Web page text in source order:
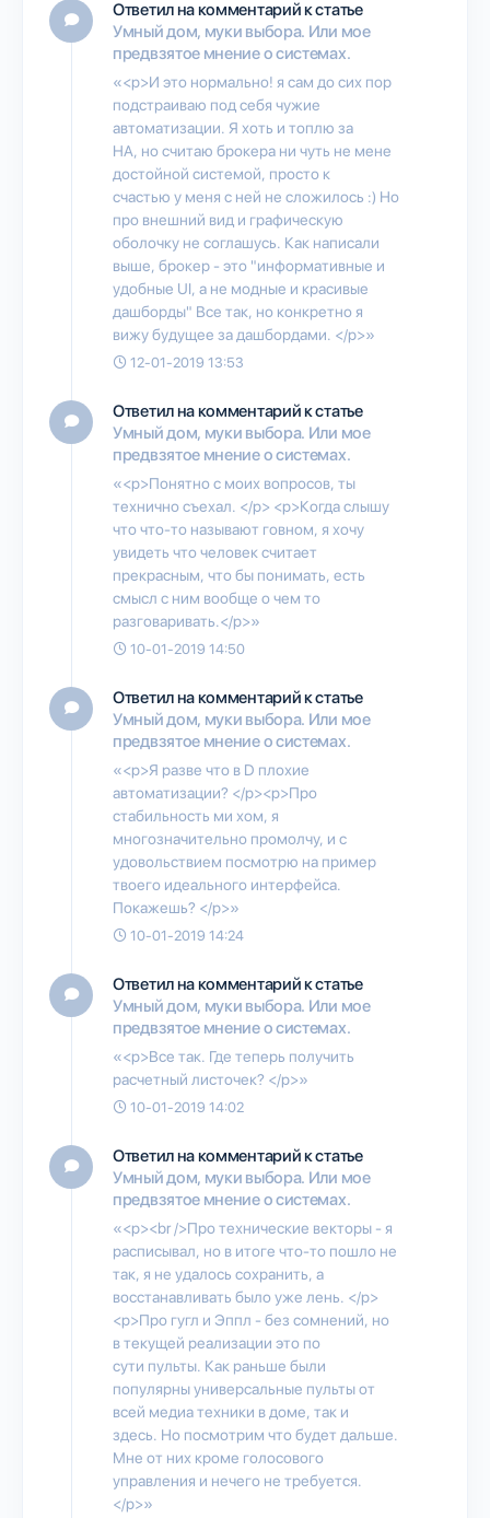
Ответил на комментарий к статье
Умный дом, муки выбора. Или мое
предвзятое мнение о системах.
«<p>И это нормально! я сам до сих пор
подстраиваю под себя чужие
автоматизации. Я хоть и топлю за
HA, но считаю брокера ни чуть не мене
достойной системой, просто к
счастью у меня с ней не сложилось :) Но
про внешний вид и графическую
оболочку не соглашусь. Как написали
выше, брокер - это "информативные и
удобные UI, а не модные и красивые
дашборды" Все так, но конкретно я
вижу будущее за дашбордами. </p>»
12-01-2019 13:53
Ответил на комментарий к статье
Умный дом, муки выбора. Или мое
предвзятое мнение о системах.
«<p>Понятно с моих вопросов, ты
технично съехал. </p> <p>Когда слышу
что что-то называют говном, я хочу
увидеть что человек считает
прекрасным, что бы понимать, есть
смысл с ним вообще о чем то
разговаривать.</p>»
10-01-2019 14:50
Ответил на комментарий к статье
Умный дом, муки выбора. Или мое
предвзятое мнение о системах.
«<p>Я разве что в D плохие
автоматизации? </p><p>Про
стабильность ми хом, я
многозначительно промолчу, и с
удовольствием посмотрю на пример
твоего идеального интерфейса.
Покажешь? </p>»
10-01-2019 14:24
Ответил на комментарий к статье
Умный дом, муки выбора. Или мое
предвзятое мнение о системах.
«<p>Все так. Где теперь получить
расчетный листочек? </p>»
10-01-2019 14:02
Ответил на комментарий к статье
Умный дом, муки выбора. Или мое
предвзятое мнение о системах.
«<p><br />Про технические векторы - я
расписывал, но в итоге что-то пошло не
так, я не удалось сохранить, а
восстанавливать было уже лень. </p>
<p>Про гугл и Эппл - без сомнений, но
в текущей реализации это по
сути пульты. Как раньше были
популярны универсальные пульты от
всей медиа техники в доме, так и
здесь. Но посмотрим что будет дальше.
Мне от них кроме голосового
управления и нечего не требуется.
</p>»